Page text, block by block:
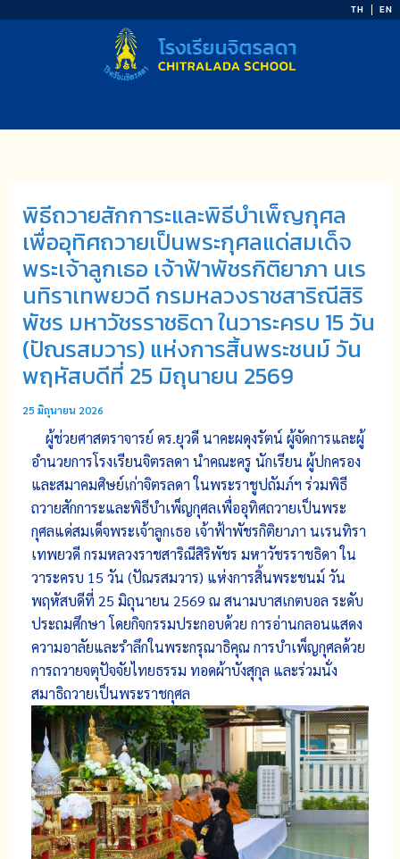
TH EN
พิธีถวายสักการะและพิธีบำเพ็ญกุศล
เพื่ออุทิศถวายเป็นพระกุศลแด่สมเด็จ
พระเจ้าลูกเธอ เจ้าฟ้าพัชรกิติยาภา นเร
นทิราเทพยวดี กรมหลวงราชสาริณีสิริ
พัชร มหาวัชรราชธิดา ในวาระครบ 15 วัน
(ปัณรสมวาร) แห่งการสิ้นพระชนม์ วัน
พฤหัสบดีที่ 25 มิถุนายน 2569
25 มิถุนายน 2026
ผู้ช่วยศาสตราจารย์ ดร.ยุวดี นาคะผดุงรัตน์ ผู้จัดการและผู้
อำนวยการโรงเรียนจิตรลดา นำคณะครู นักเรียน ผู้ปกครอง
และสมาคมศิษย์เก่าจิตรลดา ในพระราชูปถัมภ์ฯ ร่วมพิธี
ถวายสักการะและพิธีบำเพ็ญกุศลเพื่ออุทิศถวายเป็นพระ
กุศลแด่สมเด็จพระเจ้าลูกเธอ เจ้าฟ้าพัชรกิติยาภา นเรนทิรา
เทพยวดี กรมหลวงราชสาริณีสิริพัชร มหาวัชรราชธิดา ใน
วาระครบ 15 วัน (ปัณรสมวาร) แห่งการสิ้นพระชนม์ วัน
พฤหัสบดีที่ 25 มิถุนายน 2569 ณ สนามบาสเกตบอล ระดับ
ประถมศึกษา โดยกิจกรรมประกอบด้วย การอ่านกลอนแสดง
ความอาลัยและรำลึกในพระกรุณาธิคุณ การบำเพ็ญกุศลด้วย
การถวายจตุปัจจัยไทยธรรม ทอดผ้าบังสุกุล และร่วมนั่ง
สมาธิถวายเป็นพระราชกุศล